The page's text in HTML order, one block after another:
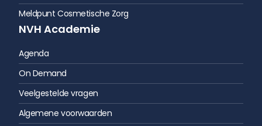
Meldpunt Cosmetische Zorg
NVH Academie
Agenda
On Demand
Veelgestelde vragen
Algemene voorwaarden